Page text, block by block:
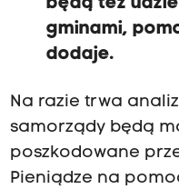
będą też
gminami,
dodaje.
Na razie trwa
samorządy będą
poszkodowane
Pieniądze na